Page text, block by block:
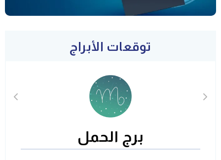
توقعات الأبراج
برج الحمل